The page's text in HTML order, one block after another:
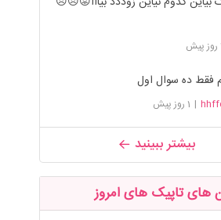
ده سوال اول
| 1 روز پیش
بیشتر ببینید
های تاپیک های امروز